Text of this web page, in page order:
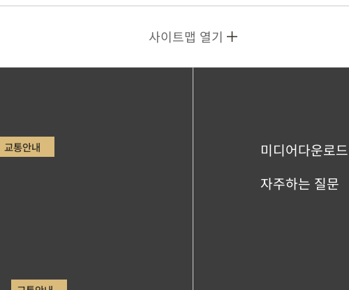
사이트맵 열기
교통안내
미디어다운로드
자주하는 질문